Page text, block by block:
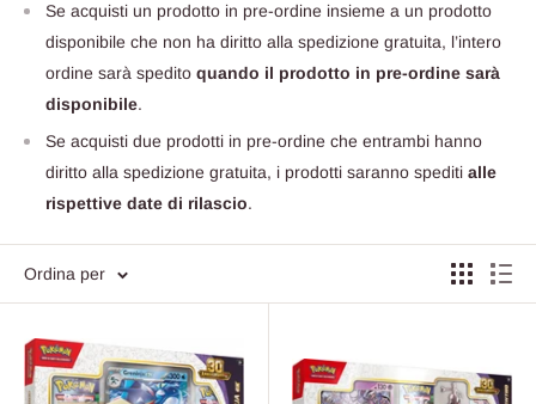
Se acquisti un prodotto in pre-ordine insieme a un prodotto
disponibile che non ha diritto alla spedizione gratuita, l’intero
ordine sarà spedito quando il prodotto in pre-ordine sarà
disponibile.
Se acquisti due prodotti in pre-ordine che entrambi hanno
diritto alla spedizione gratuita, i prodotti saranno spediti alle
rispettive date di rilascio.
Ordina per